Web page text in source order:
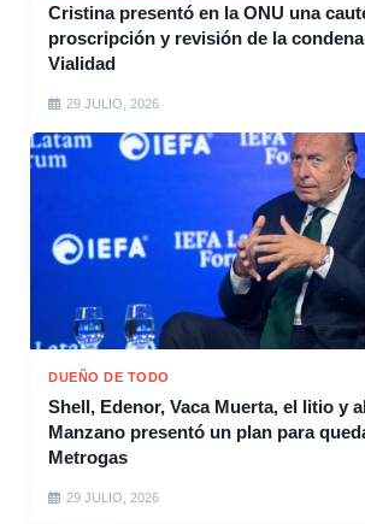
Cristina presentó en la ONU una
proscripción y revisión de la
Vialidad
29 JULIO, 2026
DUEÑO DE TODO
Shell, Edenor, Vaca Muerta, el litio y
Manzano presentó un plan para
Metrogas
29 JULIO, 2026